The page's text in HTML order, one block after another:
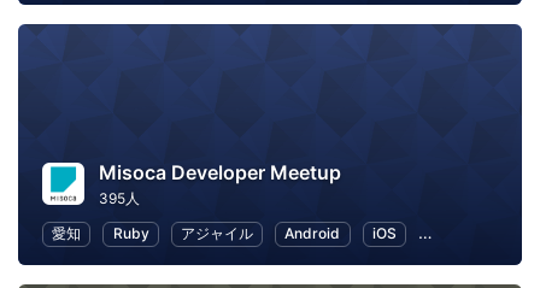
Misoca Developer Meetup
395人
愛知
Ruby アジャイル Android iOS ワークライフバ